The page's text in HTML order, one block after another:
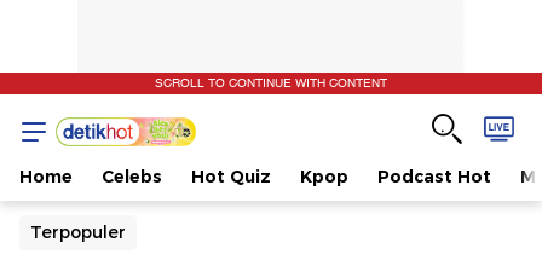
SCROLL TO CONTINUE WITH CONTENT
Home Celebs Hot Quiz Kpop Podcast Hot
Terpopuler